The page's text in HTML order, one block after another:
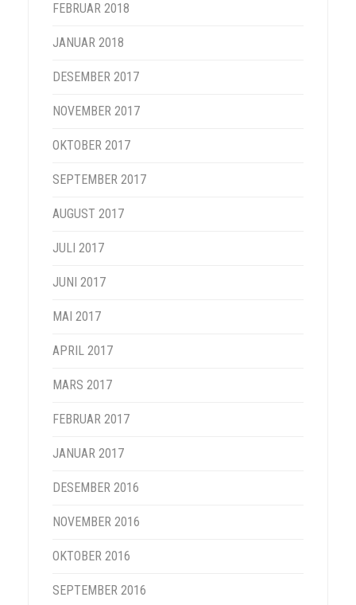
FEBRUAR 2018
JANUAR 2018
DESEMBER 2017
NOVEMBER 2017
OKTOBER 2017
SEPTEMBER 2017
AUGUST 2017
JULI 2017
JUNI 2017
MAI 2017
APRIL 2017
MARS 2017
FEBRUAR 2017
JANUAR 2017
DESEMBER 2016
NOVEMBER 2016
OKTOBER 2016
SEPTEMBER 2016